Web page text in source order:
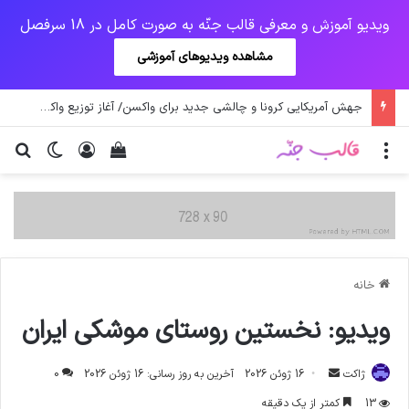
ویدیو آموزش و معرفی قالب جنّه به صورت کامل در 18 سرفصل
مشاهده ویدیوهای آموزشی
جهش آمریکایی کرونا و چالشی جدید برای واکسن/ آغاز توزیع واکسن از سوی اتحادیه کوواکس
تغییر ورود
دیدن سبد خرید منو
خانه
ویدیو: نخستین روستای موشکی ایران
ژاکت
ارسال
ایمیل
16 ژوئن 2026 آخرین به روز رسانی: 16 ژوئن 2026
0
13
کمتر از یک دقیقه